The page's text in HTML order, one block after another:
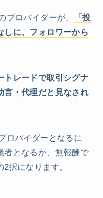
プロバイダーが、
「投
しに、フォロワーから
トレードで取引シグナ
言・代理だと見なされ
ロバイダーとなるに
者となるか、無報酬で
択になります。